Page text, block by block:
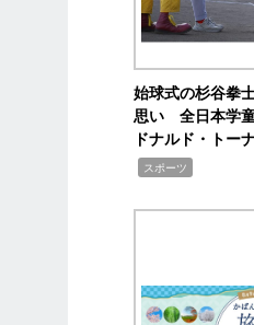
始球式の杉谷拳
思い 全日本学
ドナルド・トー
スポーツ